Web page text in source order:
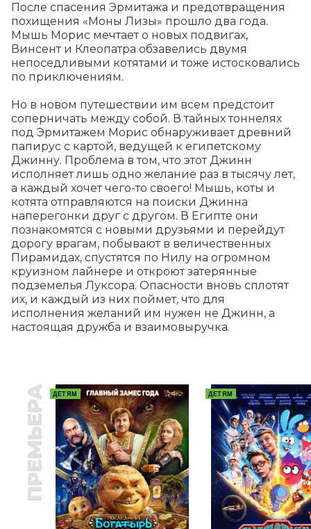
После спасения Эрмитажа и предотвращения
похищения «Моны Лизы» прошло два года.
Мышь Морис мечтает о новых подвигах,
Винсент и Клеопатра обзавелись двумя
непоседливыми котятами и тоже истосковались
по приключениям.
Но в новом путешествии им всем предстоит
соперничать между собой. В тайных тоннелях
под Эрмитажем Морис обнаруживает древний
папирус с картой, ведущей к египетскому
Джинну. Проблема в том, что этот Джинн
исполняет лишь одно желание раз в тысячу лет,
а каждый хочет чего-то своего! Мышь, коты и
котята отправляются на поиски Джинна
наперегонки друг с другом. В Египте они
познакомятся с новыми друзьями и перейдут
дорогу врагам, побывают в величественных
Пирамидах, спустятся по Нилу на огромном
круизном лайнере и откроют затерянные
подземелья Луксора. Опасности вновь сплотят
их, и каждый из них поймет, что для
исполнения желаний им нужен не Джинн, а
настоящая дружба и взаимовыручка.
ПРЕМЬЕРА ДЕТЯМ ДЕТЯМ